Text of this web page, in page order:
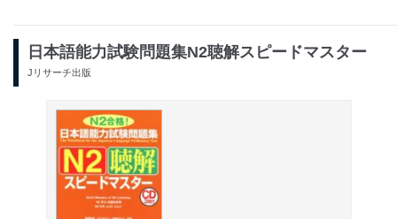
日本語能力試験問題集N2聴解スピードマスター
Jリサーチ出版